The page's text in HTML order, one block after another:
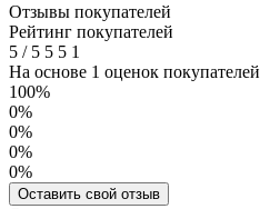
Отзывы покупателей
Рейтинг покупателей
5 /5 5 5 1
На основе 1 оценок покупателей
100%
0%
0%
0%
0%
Оставить свой отзыв